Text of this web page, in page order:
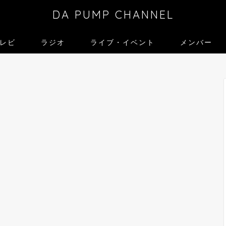
DA PUMP CHANNEL
ビ ラジオ ライブ・イベント メンバー